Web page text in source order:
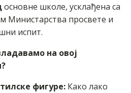
основне школе, усклађена са
Министарства просвете и
испит.
на овој
фигуре: Како лако